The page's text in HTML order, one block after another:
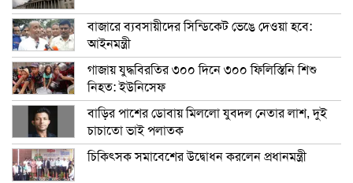
বাজারে ব্যবসায়ীদের সিন্ডিকেট ভেঙে দেওয়া হবে:
আইনমন্ত্রী
গাজায় যুদ্ধবিরতির ৩০০ দিনে ৩০০ ফিলিস্তিনি শিশু
নিহত: ইউনিসেফ
বাড়ির পাশের ডোবায় মিললো যুবদল নেতার লাশ, দুই
চাচাতো ভাই পলাতক
চিকিৎসক সমাবেশের উদ্বোধন করলেন প্রধানমন্ত্রী